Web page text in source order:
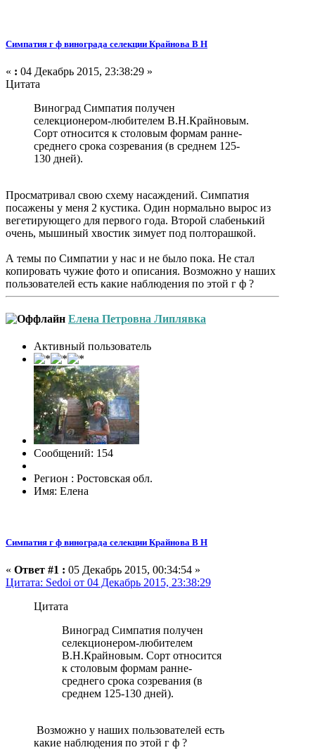
Симпатия г ф винограда селекции Крайнова В Н
« : 04 Декабрь 2015, 23:38:29 »
Цитата
Виноград Симпатия получен
селекционером-любителем В.Н.Крайновым.
Сорт относится к столовым формам ранне-
среднего срока созревания (в среднем 125-
130 дней).
Просматривал свою схему насаждений. Симпатия
посажены у меня 2 кустика. Один нормально вырос из
вегетирующего для первого года. Второй слабенький
очень, мышиный хвостик зимует под полторашкой.
А темы по Симпатии у нас и не было пока. Не стал
копировать чужие фото и описания. Возможно у наших
пользователей есть какие наблюдения по этой г ф ?
Елена Петровна Липлявка
Активный пользователь
Сообщений: 154
Регион : Ростовская обл.
Имя: Елена
Симпатия г ф винограда селекции Крайнова В Н
« Ответ #1 : 05 Декабрь 2015, 00:34:54 »
Цитата: Sedoi от 04 Декабрь 2015, 23:38:29
Цитата
Виноград Симпатия получен
селекционером-любителем
В.Н.Крайновым. Сорт относится
к столовым формам ранне-
среднего срока созревания (в
среднем 125-130 дней).
Возможно у наших пользователей есть
какие наблюдения по этой г ф ?